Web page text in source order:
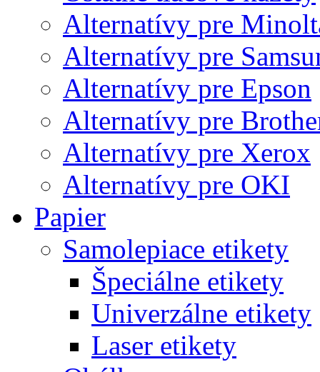
Alternatívy pre
Alternatívy pre
Alternatívy pre Epson
Alternatívy pre
Alternatívy pre Xerox
Alternatívy pre OKI
Papier
Samolepiace etikety
Špeciálne etikety
Univerzálne etikety
Laser etikety